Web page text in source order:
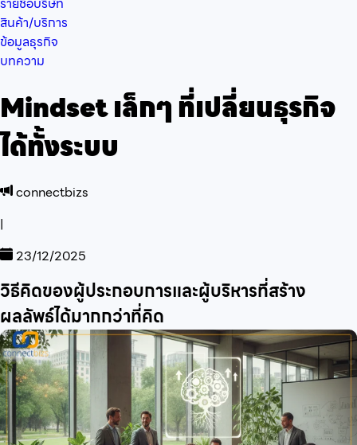
สินค้า/บริการ
ข้อมูลธุรกิจ
บทความ
Mindset เล็กๆ ที่เปลี่ยนธุรกิจ
ได้ทั้งระบบ
connectbizs
|
23/12/2025
วิธีคิดของผู้ประกอบการและผู้บริหารที่สร้าง
ผลลัพธ์ได้มากกว่าที่คิด